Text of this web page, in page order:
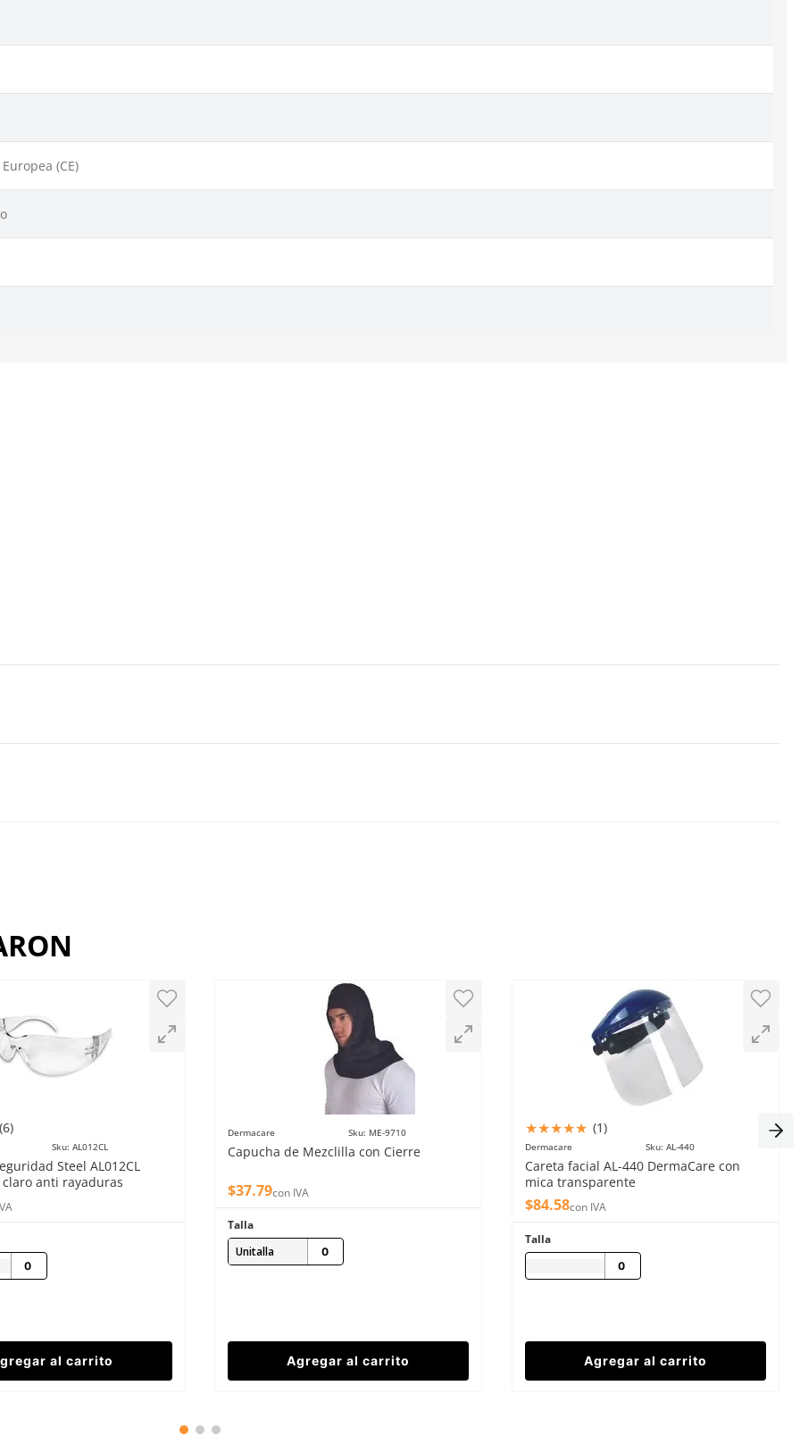
(CE)
(6)
Sku: AL012CL
Steel AL012CL
claro anti rayaduras
al carrito
Dermacare Sku: ME-9710
Capucha de Mezclilla con Cierre
$37.79con IVA
Talla
Unitalla
Agregar al carrito
★★★★★ (1)
Dermacare Sku: AL-440
Careta facial AL-440 DermaCare con
mica transparente
$84.58con IVA
Talla
Agregar al carrito